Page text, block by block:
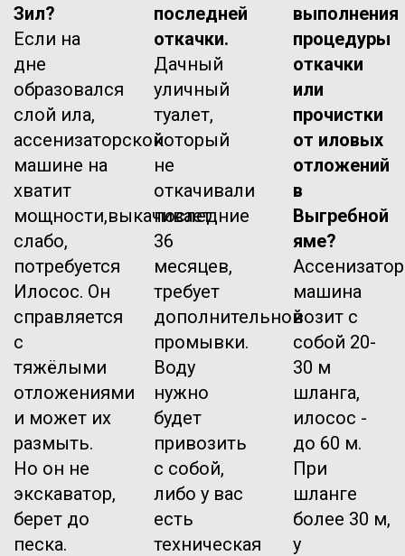
Зил?
Если на
дне
образовался
слой ила,
ассенизаторской
машине на
хватит
мощности,выкачивает
слабо,
потребуется
Илосос. Он
справляется
с
тяжёлыми
отложениями
и может их
размыть.
Но он не
экскаватор,
берет до
песка.
последней
откачки.
Дачный
уличный
туалет,
который
не
откачивали
последние
36
месяцев,
требует
дополнительной
промывки.
Воду
нужно
будет
привозить
с собой,
либо у вас
есть
техническая
выполнения
процедуры
откачки
или
прочистки
от иловых
отложений
в
Выгребной
яме?
машина
возит с
собой 20-
30 м
шланга,
илосос -
до 60 м.
При
шланге
более 30 м,
у